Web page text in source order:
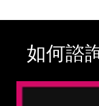
如何諮